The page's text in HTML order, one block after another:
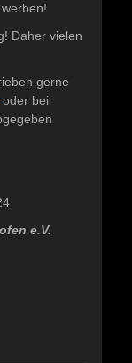
Daher vielen
gerne
oder bei
e.V.